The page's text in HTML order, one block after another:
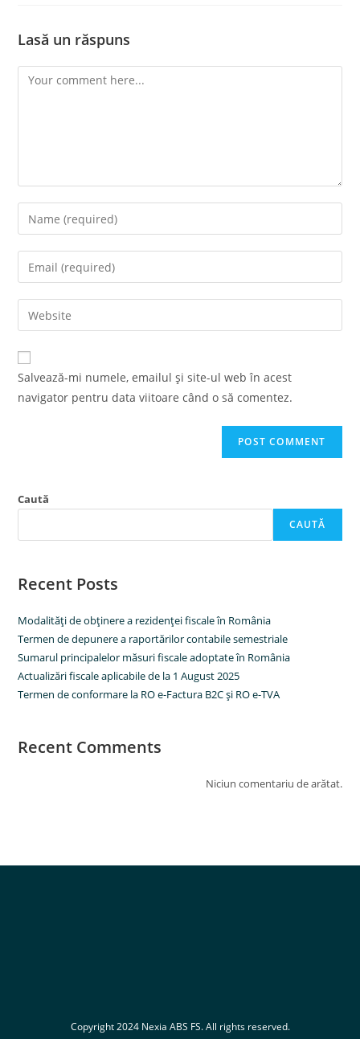
Lasă un răspuns
Comment
Enter
your
name
comment
Enter
your
email
address
comment
Enter
your
website
URL
Salvează-mi numele, emailul și site-ul web în acest
navigator pentru data viitoare când o să comentez.
Caută
CAUTĂ
Recent Posts
Modalităţi de obţinere a rezidenţei fiscale în România
Termen de depunere a raportărilor contabile semestriale
Sumarul principalelor măsuri fiscale adoptate în România
Actualizări fiscale aplicabile de la 1 August 2025
Termen de conformare la RO e-Factura B2C şi RO e-TVA
Recent Comments
Niciun comentariu de arătat.
Copyright 2024 Nexia ABS FS. All rights reserved.